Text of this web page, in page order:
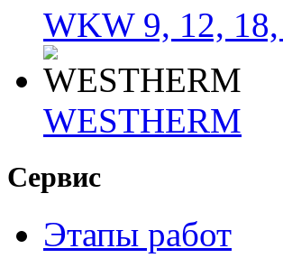
WKW 9, 12,
WESTHERM
Сервис
Этапы работ